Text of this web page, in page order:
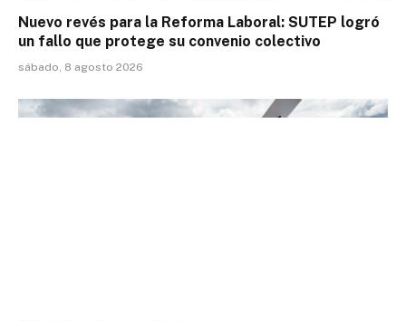
Nuevo revés para la Reforma Laboral: SUTEP logró
un fallo que protege su convenio colectivo
sábado, 8 agosto 2026